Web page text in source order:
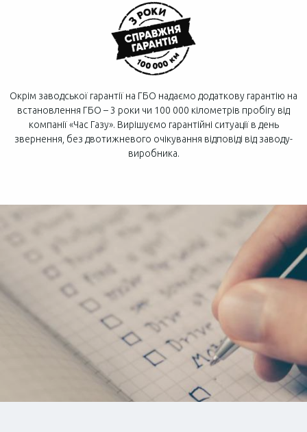
Окрім заводської гарантії на ГБО надаємо додаткову гарантію на
встановлення ГБО – 3 роки чи 100 000 кілометрів пробігу від
компанії «Час Газу». Вирішуємо гарантійні ситуації в день
звернення, без двотижневого очікування відповіді від заводу-
виробника.